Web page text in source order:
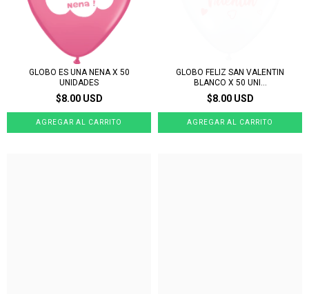
GLOBO ES UNA NENA X 50
UNIDADES
$8.00 USD
GLOBO FELIZ SAN VALENTIN
BLANCO X 50 UNI...
$8.00 USD